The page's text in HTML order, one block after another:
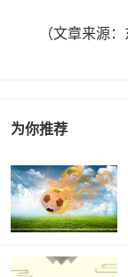
（文章来源
为你推荐